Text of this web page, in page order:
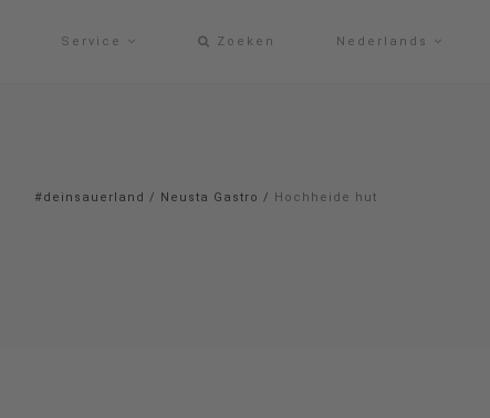
Service Zoeken Nederlands
#deinsauerland / Neusta Gastro / Hochheide hut